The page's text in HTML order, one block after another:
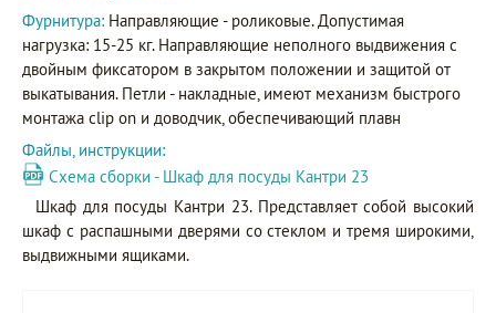
Фурнитура: Направляющие - роликовые. Допустимая
нагрузка: 15-25 кг. Направляющие неполного выдвижения с
двойным фиксатором в закрытом положении и защитой от
выкатывания. Петли - накладные, имеют механизм быстрого
монтажа clip on и доводчик, обеспечивающий плавн
Файлы, инструкции:
Схема сборки - Шкаф для посуды Кантри 23
Шкаф для посуды Кантри 23. Представляет собой высокий
шкаф с распашными дверями со стеклом и тремя широкими,
выдвижными ящиками.